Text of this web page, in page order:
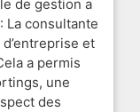
de gestion a
La consultante
et
a permis
une
des